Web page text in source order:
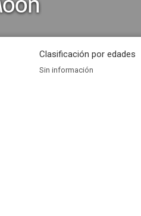
Clasificación por edades
Sin información